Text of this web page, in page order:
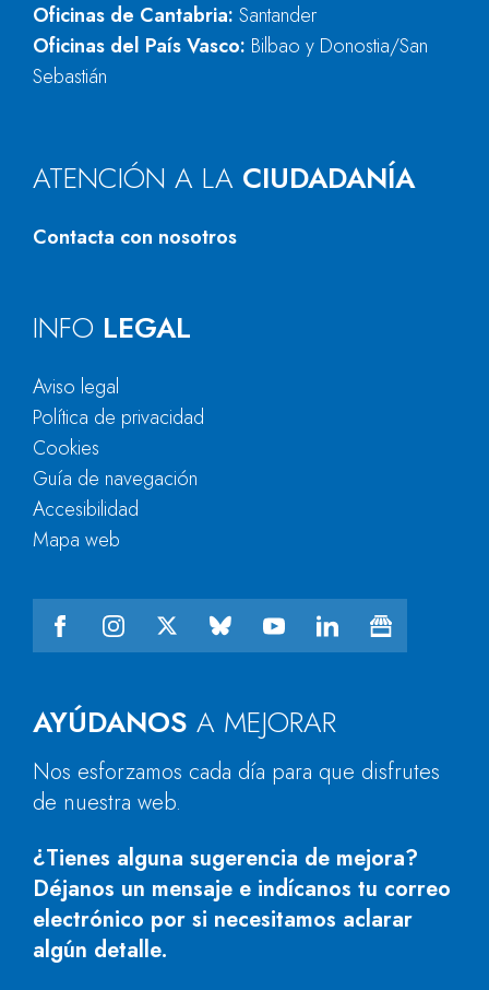
Oficinas de Cantabria: Santander
Oficinas del País Vasco: Bilbao y Donostia/San
Sebastián
ATENCIÓN A LA CIUDADANÍA
Contacta con nosotros
AYÚDANOS A MEJORAR
Nos esforzamos cada día para que disfrutes
de nuestra web.
¿Tienes alguna sugerencia de mejora?
Déjanos un mensaje e indícanos tu correo
electrónico por si necesitamos aclarar
algún detalle.
INFO LEGAL
Aviso legal
Política de privacidad
Cookies
Guía de navegación
Accesibilidad
Mapa web